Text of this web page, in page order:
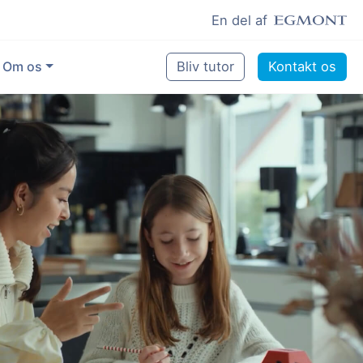
En del af
Om os
Vores eksperter
Sikring af kvalitet
Pædagogisk grundlag
Skoler og kommuner
Job som lektiehjælper
Job som erfaren underviser
Bliv tutor Kontakt os